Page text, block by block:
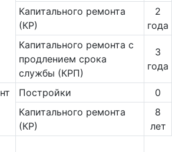
Капитального ремонта
(КР)
2
года
Ка­питального ремонта с
продлением срока
службы (КРП)
3
года
Постройки
0
Капитального ремонта
(КР)
8
лет